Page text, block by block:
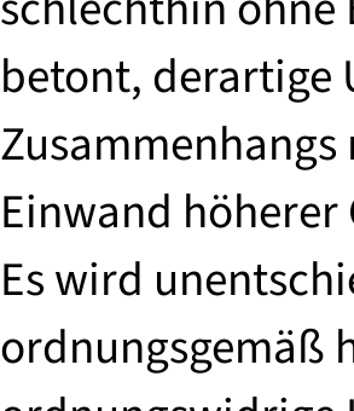
betont, derartige
Einwand höherer
Es wird
ordnungsgemäß